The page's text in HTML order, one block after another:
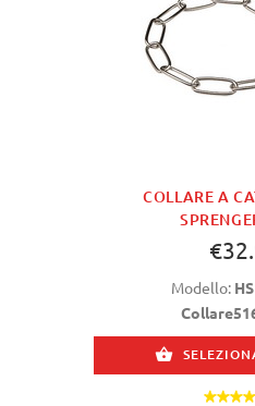
COLLARE A
Modello: